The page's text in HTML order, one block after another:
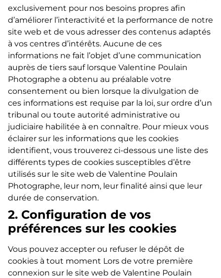
exclusivement pour nos besoins propres afin
d’améliorer l’interactivité et la performance de notre
site web et de vous adresser des contenus adaptés
à vos centres d’intérêts. Aucune de ces
informations ne fait l’objet d’une communication
auprès de tiers sauf lorsque Valentine Poulain
Photographe a obtenu au préalable votre
consentement ou bien lorsque la divulgation de
ces informations est requise par la loi, sur ordre d’un
tribunal ou toute autorité administrative ou
judiciaire habilitée à en connaître. Pour mieux vous
éclairer sur les informations que les cookies
identifient, vous trouverez ci-dessous une liste des
différents types de cookies susceptibles d’être
utilisés sur le site web de Valentine Poulain
Photographe, leur nom, leur finalité ainsi que leur
durée de conservation.
2. Configuration de vos
préférences sur les cookies
Vous pouvez accepter ou refuser le dépôt de
cookies à tout moment Lors de votre première
connexion sur le site web de Valentine Poulain